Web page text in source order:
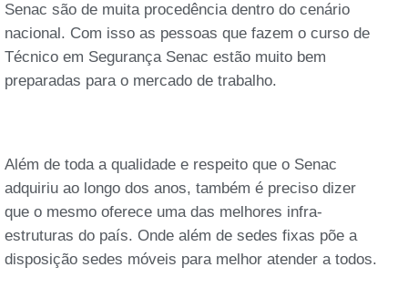
Senac são de muita procedência dentro do cenário
nacional. Com isso as pessoas que fazem o curso de
Técnico em Segurança Senac estão muito bem
preparadas para o mercado de trabalho.
Além de toda a qualidade e respeito que o Senac
adquiriu ao longo dos anos, também é preciso dizer
que o mesmo oferece uma das melhores infra-
estruturas do país. Onde além de sedes fixas põe a
disposição sedes móveis para melhor atender a todos.